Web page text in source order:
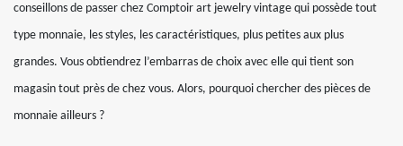
conseillons de passer chez Comptoir art jewelry vintage qui possède tout
type monnaie, les styles, les caractéristiques, plus petites aux plus
grandes. Vous obtiendrez l’embarras de choix avec elle qui tient son
magasin tout près de chez vous. Alors, pourquoi chercher des pièces de
monnaie ailleurs ?